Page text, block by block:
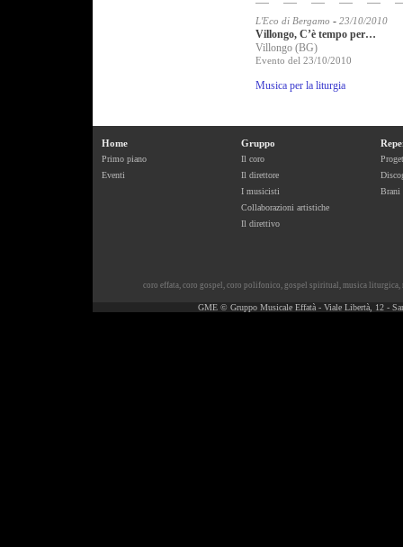
L'Eco di Bergamo - 23/10/2010
Villongo, C’è tempo per…
Villongo (BG)
Evento del 23/10/2010
Musica per la liturgia
Home
Primo piano
Eventi
Gruppo
Il coro
Il direttore
I musicisti
Collaborazioni artistiche
Il direttivo
Brani
coro effata, coro gospel , coro polifonico, gospel spiritual , musica liturgica,
GME © Gruppo Musicale Effatà - Viale Libertà, 12 -